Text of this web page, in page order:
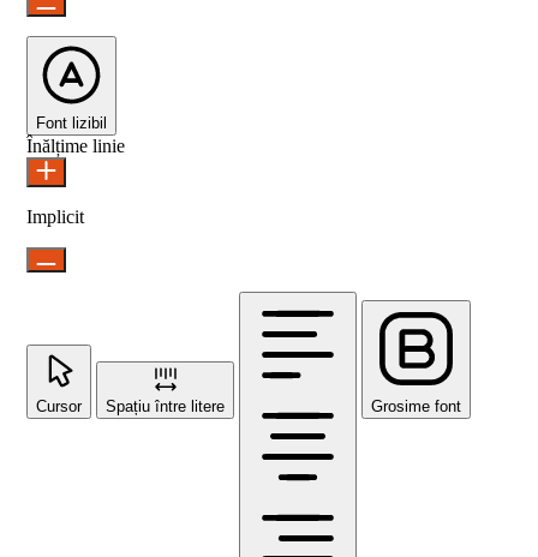
Font lizibil
Înălțime linie
Implicit
Cursor Spațiu între litere Grosime font